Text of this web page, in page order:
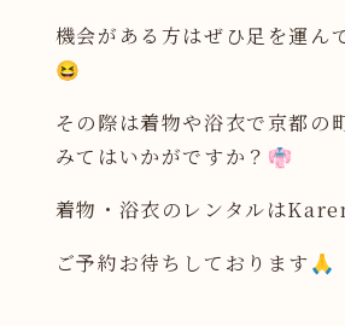
機会がある方はぜひ足を運ん
😆
その際は着物や浴衣で京都の
みてはいかがですか？👘
着物・浴衣のレンタルは
ご予約お待ちしております🙏